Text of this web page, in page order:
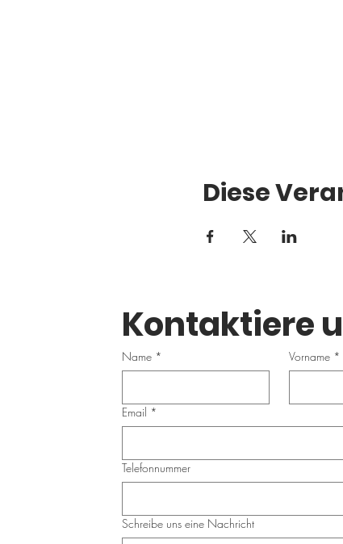
Diese
Kontaktiere
Name * Vorname *
Email *
Telefonnummer
Schreibe uns eine Nachricht